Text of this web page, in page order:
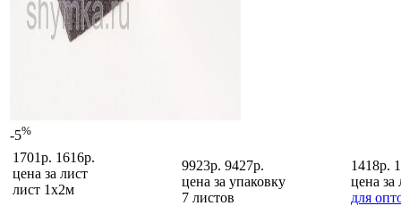
-5%
1701р. 1616р.
цена за лист
лист 1х2м
9923р. 9427р.
цена за упаковку
7 листов
1418р.
цена за
для